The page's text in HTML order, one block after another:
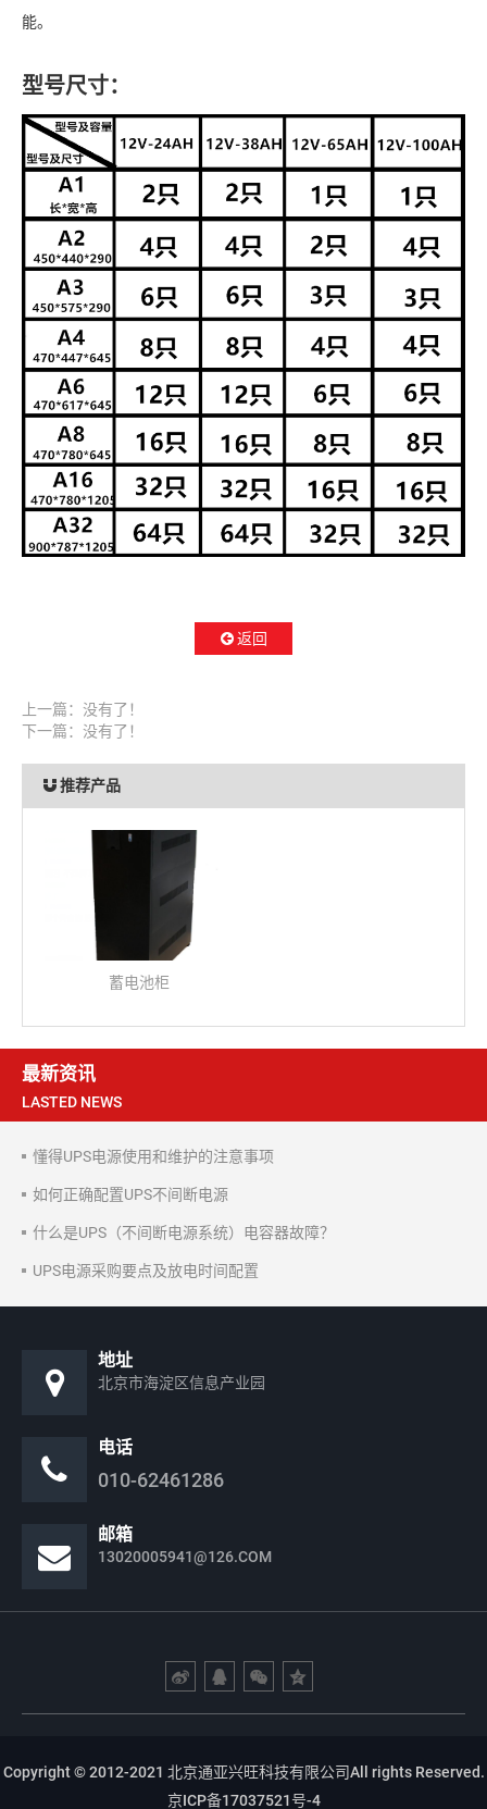
能。
型号尺寸：
返回
上一篇：没有了！
下一篇：没有了！
推荐产品
蓄电池柜
最新资讯
LASTED NEWS
懂得UPS电源使用和维护的注意事项
如何正确配置UPS不间断电源
什么是UPS（不间断电源系统）电容器故障？
UPS电源采购要点及放电时间配置
地址
北京市海淀区信息产业园
电话
010-62461286
邮箱
13020005941@126.COM
Copyright © 2012-2021 北京通亚兴旺科技有限公司All rights Reserved.
京ICP备17037521号-4